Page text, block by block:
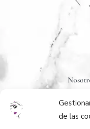
de las